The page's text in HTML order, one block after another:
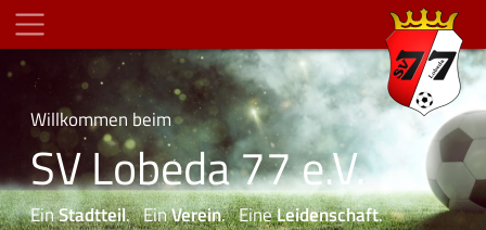
Willkommen beim
SV Lobeda 77 e.V.
EinStadtteil. EinVerein. EineLeidenschaft.